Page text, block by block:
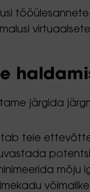
järgida
teie ettevõtte
mõju